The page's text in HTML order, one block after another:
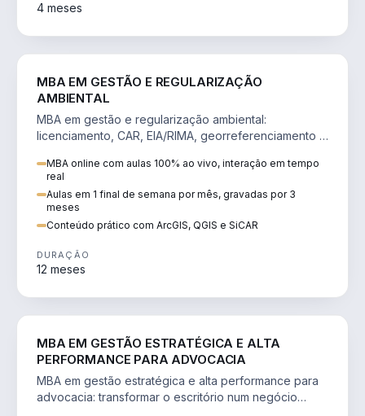
4 meses
MBA EM GESTÃO E REGULARIZAÇÃO
AMBIENTAL
MBA em gestão e regularização ambiental:
licenciamento, CAR, EIA/RIMA, georreferenciamento e
MBA online com aulas 100% ao vivo, interação em tempo
real
Aulas em 1 final de semana por mês, gravadas por 3
meses
Conteúdo prático com ArcGIS, QGIS e SiCAR
DURAÇÃO
12 meses
MBA EM GESTÃO ESTRATÉGICA E ALTA
PERFORMANCE PARA ADVOCACIA
MBA em gestão estratégica e alta performance para
advocacia: transformar o escritório num negócio